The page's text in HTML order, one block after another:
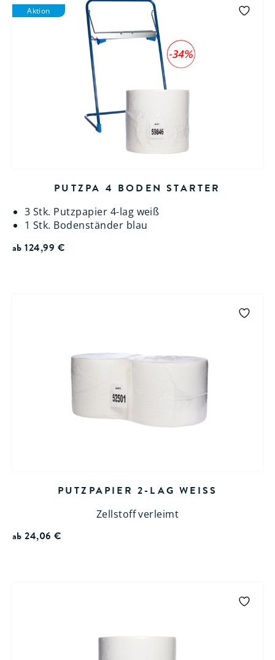
Aktion
PUTZPA 4 BODEN STARTER
3 Stk. Putzpapier 4-lag weiß
1 Stk. Bodenständer blau
ab124,99 €
PUTZPAPIER 2-LAG WEISS
Zellstoff verleimt
ab24,06€